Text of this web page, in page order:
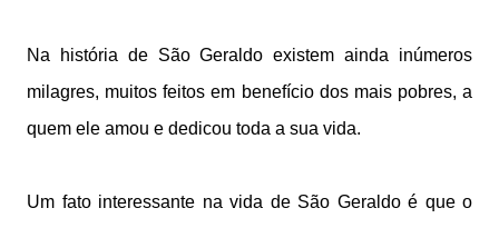
Na história de São Geraldo existem ainda inúmeros
milagres, muitos feitos em benefício dos mais pobres, a
quem ele amou e dedicou toda a sua vida.
Um fato interessante na vida de São Geraldo é que o